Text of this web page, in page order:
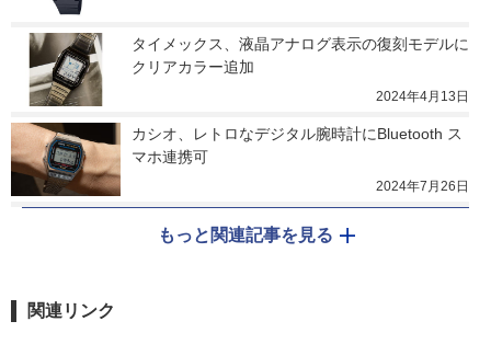
タイメックス、液晶アナログ表示の復刻モデルに
クリアカラー追加
2024年4月13日
カシオ、レトロなデジタル腕時計にBluetooth ス
マホ連携可
2024年7月26日
もっと関連記事を見る
関連リンク